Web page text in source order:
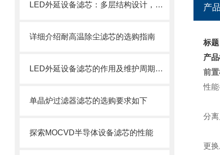
LED外延设备滤芯：多层结构设计，层层过滤防护
详细介绍耐高温除尘滤芯的选购指南
LED外延设备滤芯的作用及维护周期科普
单晶炉过滤器滤芯的选购要求如下
探索MOCVD半导体设备滤芯的性能
产
标
产
前
性
分
更